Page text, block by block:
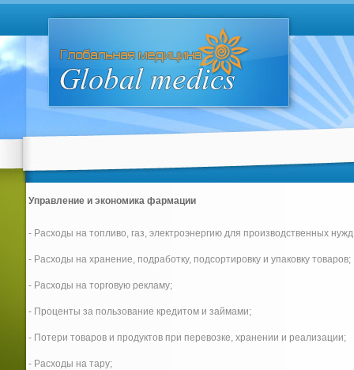
Управление и экономика фармации
- Расходы на топливо, газ, электроэнергию для производственных
- Расходы на хранение, подработку, подсортировку и упаковку товаров;
- Расходы на торговую рекламу;
- Проценты за пользование кредитом и займами;
- Потери товаров и продуктов при перевозке, хранении и реализации;
- Расходы на тару;